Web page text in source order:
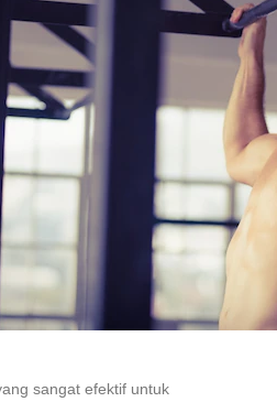
sangat efektif untuk